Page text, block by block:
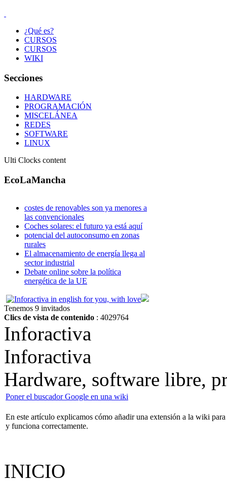
¿Qué es?
CURSOS
CURSOS
WIKI
Secciones
HARDWARE
PROGRAMACIÓN
MISCELÁNEA
REDES
SOFTWARE
LINUX
Ulti Clocks content
EcoLaMancha
costes de renovables son ya menores a
las convencionales
Coches solares: el futuro ya está aquí
potencial del autoconsumo en zonas
rurales
El almacenamiento de energía llega al
sector industrial
Debate online sobre la política
energética de la UE
Tenemos 9 invitados
Clics de vista de contenido : 4029764
Inforactiva
Inforactiva
Hardware, software libre,
Poner el buscador Google en una wiki
En este artículo explicamos cómo añadir una extensión a la wiki
y funciona correctamente.
INICIO